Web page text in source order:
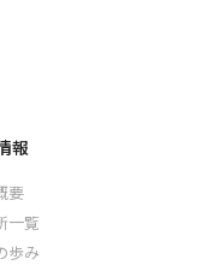
報
要
一覧
歩み